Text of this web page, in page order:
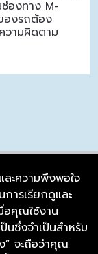
องทาง M-
องรถต้อง
วามผิดตาม
ละความพึงพอใจ
ารเรียกดูและ
อคุณใช้งาน
ซึ่งจำเป็นสำหรับ
” จะถือว่าคุณ